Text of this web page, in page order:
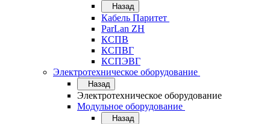
Назад
Кабель Паритет
ParLan ZH
КСПВ
КСПВГ
КСПЭВГ
Электротехническое оборудование
Назад
Электротехническое оборудование
Модульное оборудование
Назад